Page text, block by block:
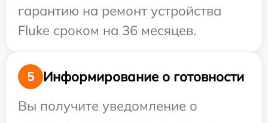
гарантию на ремонт устройства
Fluke сроком на 36 месяцев.
5
Информирование о готовности
Вы получите уведомление о